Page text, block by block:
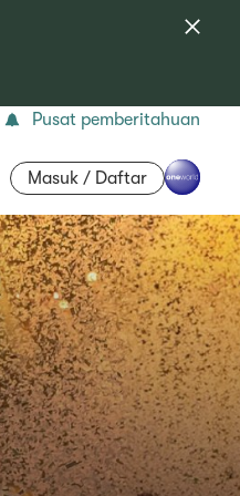
Pusat pemberitahuan
Masuk / Daftar